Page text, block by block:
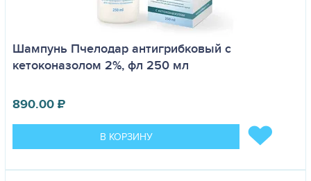
Шампунь Пчелодар антигрибковый с
кетоконазолом 2%, фл 250 мл
890.00₽
В КОРЗИНУ